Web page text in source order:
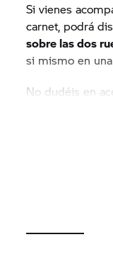
Si vienes
carnet, podrá
sobre las dos
si mismo en
No dudéis en